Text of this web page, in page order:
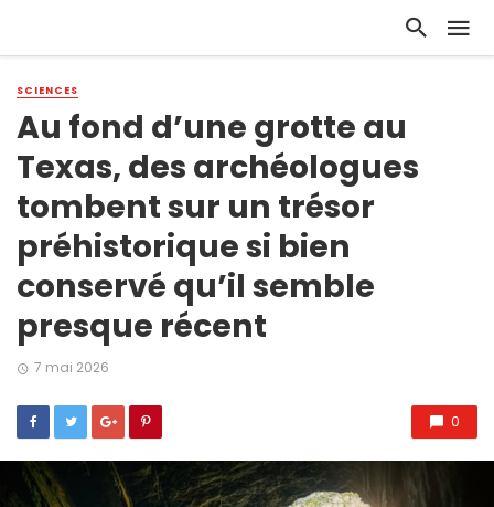
SCIENCES
Au fond d’une grotte au
Texas, des archéologues
tombent sur un trésor
préhistorique si bien
conservé qu’il semble
presque récent
7 mai 2026
0